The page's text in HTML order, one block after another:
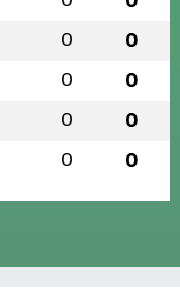
0 0
0 0
0 0
0 0